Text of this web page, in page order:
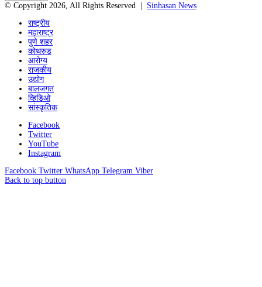
© Copyright 2026, All Rights Reserved | Sinhasan News
राष्ट्रीय
महाराष्ट्र
पुणे शहर
कोथरुड
आरोग्य
राजकीय
उद्योग
बालजगत
व्हिडिओ
सांस्कृतिक
Facebook
Twitter
YouTube
Instagram
Facebook Twitter WhatsApp Telegram Viber
Back to top button